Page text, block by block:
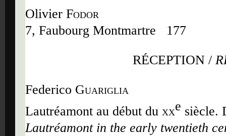
Olivier Fodor
7, Faubourg Montmartre
177
RÉCEPTION /
Federico Guariglia
Lautréamont au début du xxe siècle.
Lautréamont in the early twentieth